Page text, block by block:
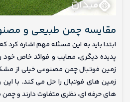
مقایسه چمن طبیعی و
ابتدا باید به این مسئله مهم اشاره
پدیده دیگری، معایب و فوائد خاص خود
زمین فوتبال چمن مصنوعی خیلی از
زمین های فوتبال را حل می کند. با
های حرفه ای، نظری متفاوت دارند و